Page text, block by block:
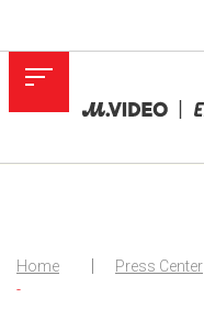
Home Press Center
-